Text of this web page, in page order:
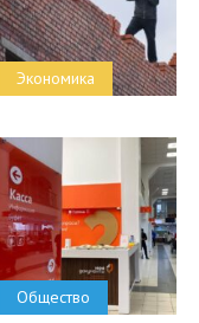
Экономика
Общество